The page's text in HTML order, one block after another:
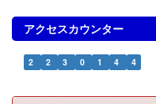
アクセスカウンター
2 2 3 0 1 4 4